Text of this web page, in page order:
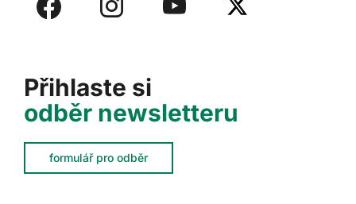
Přihlaste si
odběr newsletteru
formulář pro odběr